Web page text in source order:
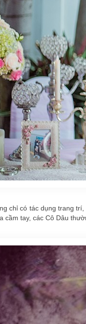
chỉ có tác dụng trang
cầm tay, các Cô Dâu